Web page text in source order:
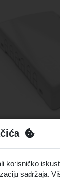
korisničko
sadržaja.